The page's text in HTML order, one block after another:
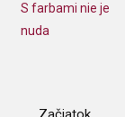
S farbami nie je
nuda